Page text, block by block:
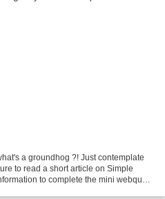
a groundhog ?! Just contemplate
to read a short article on Simple
to complete the mini webquest